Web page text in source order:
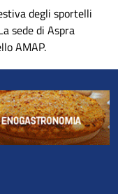
degli sportelli
sede di Aspra
AMAP.